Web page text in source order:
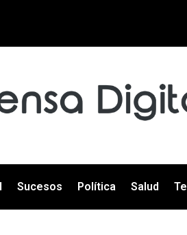
Sucesos Política Salud